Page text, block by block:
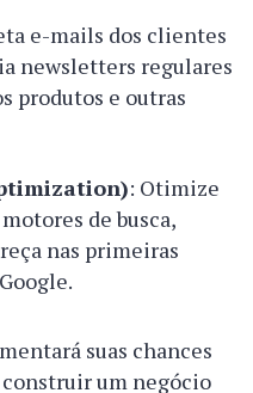
e-mails dos clientes
newsletters regulares
produtos e outras
: Otimize
de busca,
nas primeiras
suas chances
construir um negócio